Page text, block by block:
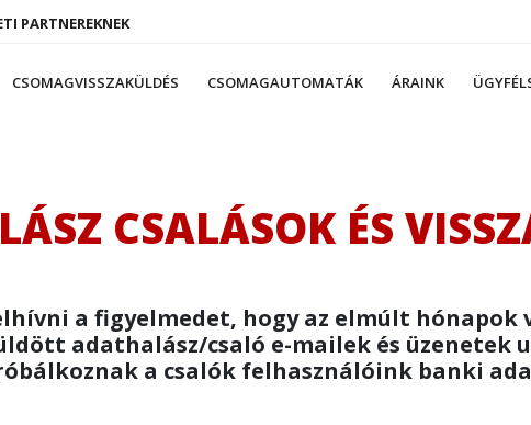
PARTNEREKNEK
CSOMAGVISSZAKÜLDÉS CSOMAGAUTOMATÁK ÁRAINK
CSALÁSOK ÉS
a figyelmedet, hogy az elmúlt hónapok
adathalász/csaló e-mailek és üzenetek
a csalók felhasználóink banki